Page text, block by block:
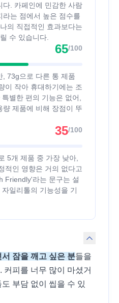
다. 카페인에 민감한 사람
라는 점에서 높은 점수를
의 직접적인 효과보다는
수 있습니다.
65/100
, 73g으로 다른 통 제품
이 작아 휴대하기에는 조
별한 편의 기능은 없어,
량 제품에 비해 장점이 뚜
35/100
5개 제품 중 가장 낮아,
적인 영향은 거의 없다고
Friendly'라는 문구는 설
일리톨의 기능성을 기
잠을 깨고 싶은 분들을
커피를 너무 많이 마셨거
부담 없이 씹을 수 있